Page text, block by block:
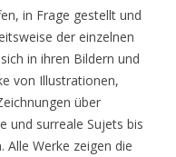
in Frage gestellt und
der einzelnen
in ihren Bildern und
von Illustrationen,
über
und surreale Sujets bis
Alle Werke zeigen die